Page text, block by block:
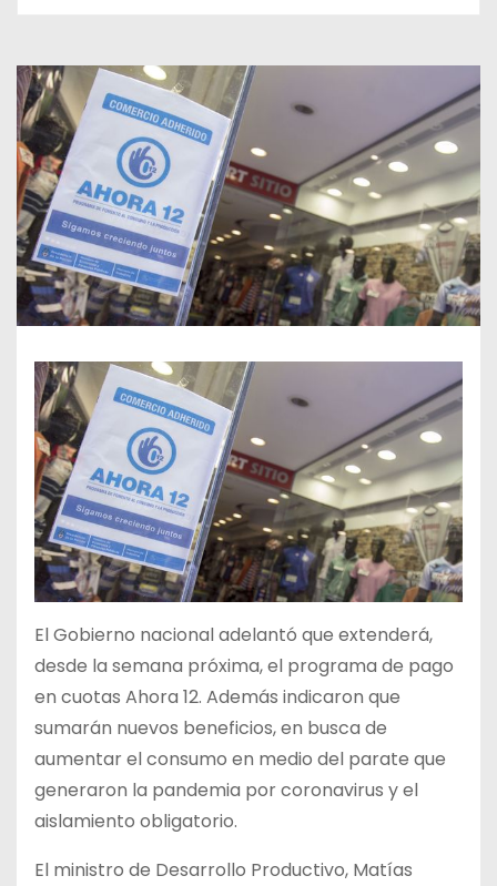
El Gobierno nacional adelantó que extenderá,
desde la semana próxima, el programa de pago
en cuotas Ahora 12. Además indicaron que
sumarán nuevos beneficios, en busca de
aumentar el consumo en medio del parate que
generaron la pandemia por coronavirus y el
aislamiento obligatorio.
El ministro de Desarrollo Productivo, Matías